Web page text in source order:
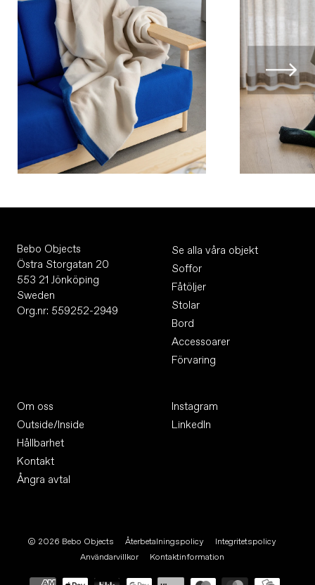
Bebo Objects
Östra Storgatan 20
553 21 Jönköping
Sweden
Org.nr: 559252-2949
Se alla våra objekt
Soffor
Fåtöljer
Stolar
Bord
Accessoarer
Förvaring
Om oss
Outside/Inside
Hållbarhet
Kontakt
Ångra avtal
Instagram
LinkedIn
© 2026 Bebo Objects Återbetalningspolicy
Integritetspolicy
Användarvillkor
Kontaktinformation
Betalningsmetoder